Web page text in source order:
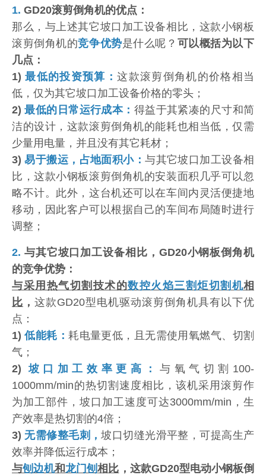
1. GD20滚剪倒角机的优点：
那么，与上述其它坡口加工设备相比，这款小钢板
滚剪倒角机的竞争优势是什么呢？ 可以概括为以下
几点：
1)最低的投资预算：这款滚剪倒角机的价格相当
低，仅为其它坡口加工设备价格的零头；
2)最低的日常运行成本： 得益于其紧凑的尺寸和简
洁的设计，这款滚剪倒角机的能耗也相当低，仅需
少量用电量，并且没有其它耗材；
3)易于搬运，占地面积小：与其它坡口加工设备相
比，这款小钢板滚剪倒角机的安装面积几乎可以忽
略不计。此外，这台机还可以在车间内灵活便捷地
移动，因此客户可以根据自己的车间布局随时进行
调整；
2. 与其它坡口加工设备相比，GD20小钢板倒角机
的竞争优势：
与采用热气切割技术的数控火焰三割炬切割机相
比 ， 这款GD20型电机驱动滚剪倒角机具有以下优
点：
1)低能耗：耗电量更低，且无需使用氧燃气、切割
气；
2)坡口加工效率更高：与氧气切割100-
1000mm/min的热切割速度相比，该机采用滚剪作
为加工部件，坡口加工速度可达3000mm/min，生
产效率是热切割的4倍；
3)无需修整毛刺，坡口切缝光滑平整，可提高生产
效率并降低运行成本；
与刨边机和龙门刨相比 ，这款GD20型电动小钢板倒